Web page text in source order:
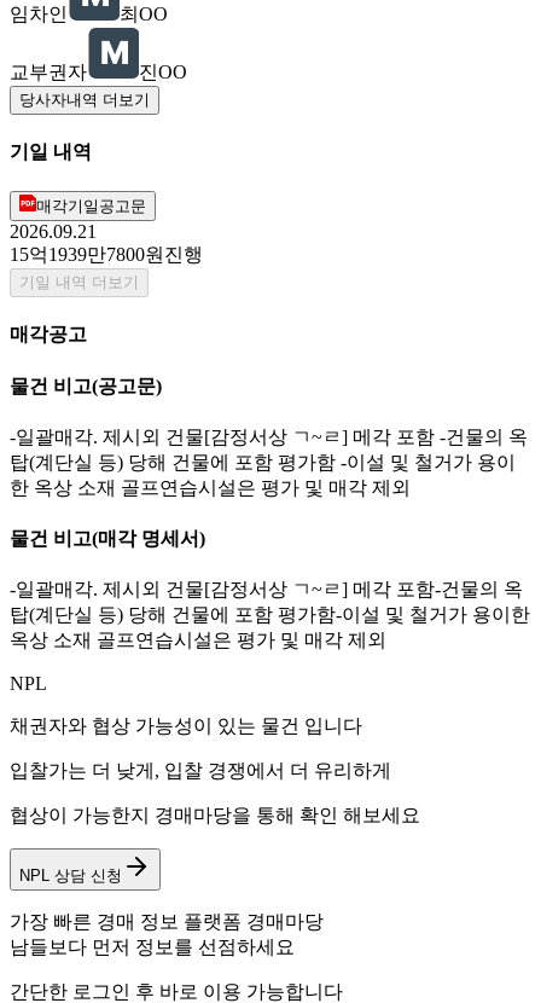
임차인 최OO
교부권자 진OO
당사자내역 더보기
기일 내역
매각기일공고문
2026.09.21
15억1939만7800원 진행
기일 내역 더보기
매각공고
물건 비고(공고문)
-일괄매각. 제시외 건물[감정서상 ㄱ~ㄹ] 메각 포함 -건물의 옥
탑(계단실 등) 당해 건물에 포함 평가함 -이설 및 철거가 용이
한 옥상 소재 골프연습시설은 평가 및 매각 제외
물건 비고(매각 명세서)
-일괄매각. 제시외 건물[감정서상 ㄱ~ㄹ] 메각 포함-건물의 옥
탑(계단실 등) 당해 건물에 포함 평가함-이설 및 철거가 용이한
옥상 소재 골프연습시설은 평가 및 매각 제외
NPL
채권자와 협상 가능성이 있는 물건 입니다
입찰가는 더 낮게, 입찰 경쟁에서 더 유리하게
협상이 가능한지 경매마당을 통해 확인 해보세요
NPL 상담 신청
가장 빠른 경매 정보 플랫폼 경매마당
남들보다 먼저 정보를 선점하세요
간단한 로그인 후 바로 이용 가능합니다